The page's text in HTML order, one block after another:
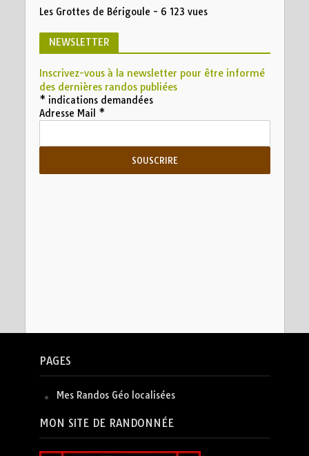
Les Grottes de Bérigoule - 6 123 vues
NEWSLETTER
Inscrivez-vous à la newsletter pour être informé
des dernières randos publiées
* indications demandées
Adresse Mail *
PAGES
Mes Randos Géo localisées
MON SITE DE RANDONNÉE